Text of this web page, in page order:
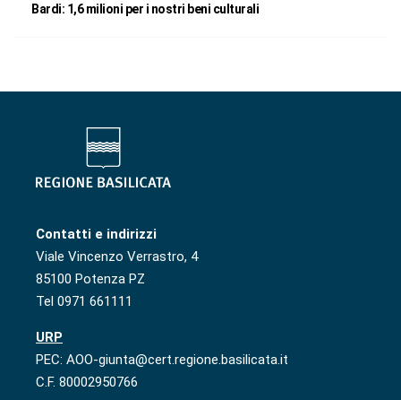
Bardi: 1,6 milioni per i nostri beni culturali
Contatti e indirizzi
Viale Vincenzo Verrastro, 4
85100 Potenza PZ
Tel 0971 661111
URP
PEC: AOO-giunta@cert.regione.basilicata.it
C.F. 80002950766